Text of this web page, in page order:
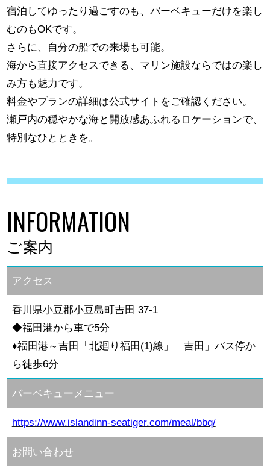
宿泊してゆったり過ごすのも、バーベキューだけを楽し
むのもOKです。
さらに、自分の船での来場も可能。
海から直接アクセスできる、マリン施設ならではの楽し
み方も魅力です。
料金やプランの詳細は公式サイトをご確認ください。
瀬戸内の穏やかな海と開放感あふれるロケーションで、
特別なひとときを。
INFORMATION
ご案内
アクセス
香川県小豆郡小豆島町吉田 37-1
◆福田港から車で5分
♦福田港～吉田「北廻り福田(1)線」「吉田」バス停か
ら徒歩6分
バーベキューメニュー
https://www.islandinn-seatiger.com/meal/bbq/
お問い合わせ